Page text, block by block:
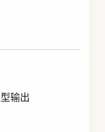
输出